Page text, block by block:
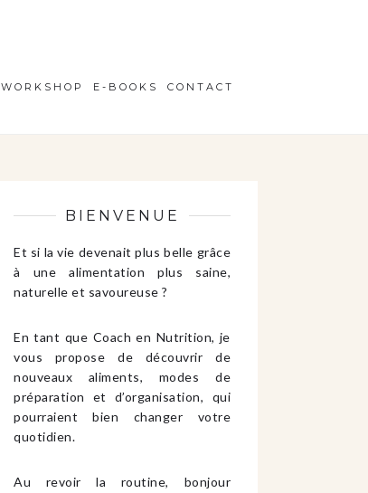
WORKSHOP E-BOOKS CONTACT
BIENVENUE
Et si la vie devenait plus belle grâce
à une alimentation plus saine,
naturelle et savoureuse ?
En tant que Coach en Nutrition, je
vous propose de découvrir de
nouveaux aliments, modes de
préparation et d’organisation, qui
pourraient bien changer votre
quotidien.
Au revoir la routine, bonjour